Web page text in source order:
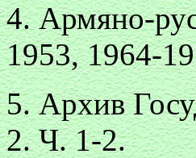
4. Армяно-
1953, 1964-
5. Архив
2. Ч. 1-2.